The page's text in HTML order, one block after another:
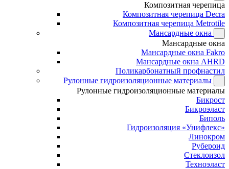
Композитная черепица
Композитная черепица Decra
Композитная черепица Metrotile
Мансардные окна
Мансардные окна
Мансардные окна Fakro
Мансардные окна AHRD
Поликарбонатный профнастил
Рулонные гидроизоляционные материалы
Рулонные гидроизоляционные материалы
Бикрост
Бикроэласт
Биполь
Гидроизоляция «Унифлекс»
Линокром
Рубероид
Стеклоизол
Техноэласт